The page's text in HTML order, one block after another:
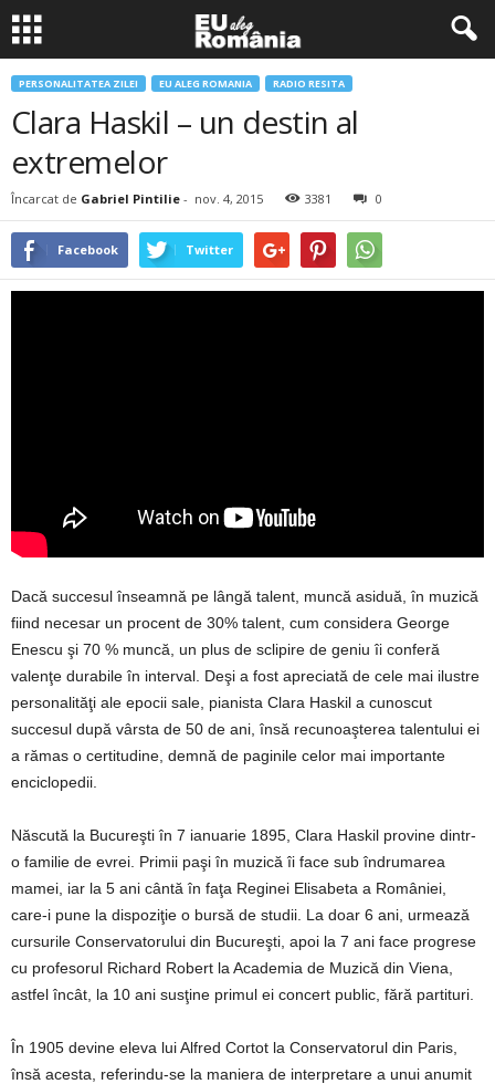
PERSONALITATEA ZILEI EU ALEG ROMANIA RADIO RESITA
Clara Haskil – un destin al
extremelor
Încarcat de Gabriel Pintilie - nov. 4, 2015 3381 0
Facebook Twitter
Dacă succesul înseamnă pe lângă talent, muncă asiduă, în muzică
fiind necesar un procent de 30% talent, cum considera George
Enescu şi 70 % muncă, un plus de sclipire de geniu îi conferă
valenţe durabile în interval. Deşi a fost apreciată de cele mai ilustre
personalităţi ale epocii sale, pianista Clara Haskil a cunoscut
succesul după vârsta de 50 de ani, însă recunoaşterea talentului ei
a rămas o certitudine, demnă de paginile celor mai importante
enciclopedii.
Născută la Bucureşti în 7 ianuarie 1895, Clara Haskil provine dintr-
o familie de evrei. Primii paşi în muzică îi face sub îndrumarea
mamei, iar la 5 ani cântă în faţa Reginei Elisabeta a României,
care-i pune la dispoziţie o bursă de studii. La doar 6 ani, urmează
cursurile Conservatorului din Bucureşti, apoi la 7 ani face progrese
cu profesorul Richard Robert la Academia de Muzică din Viena,
astfel încât, la 10 ani susţine primul ei concert public, fără partituri.
În 1905 devine eleva lui Alfred Cortot la Conservatorul din Paris,
însă acesta, referindu-se la maniera de interpretare a unui anumit